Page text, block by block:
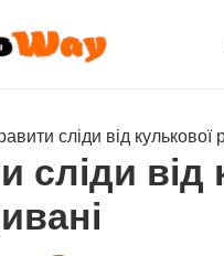
сліди від
сліди від